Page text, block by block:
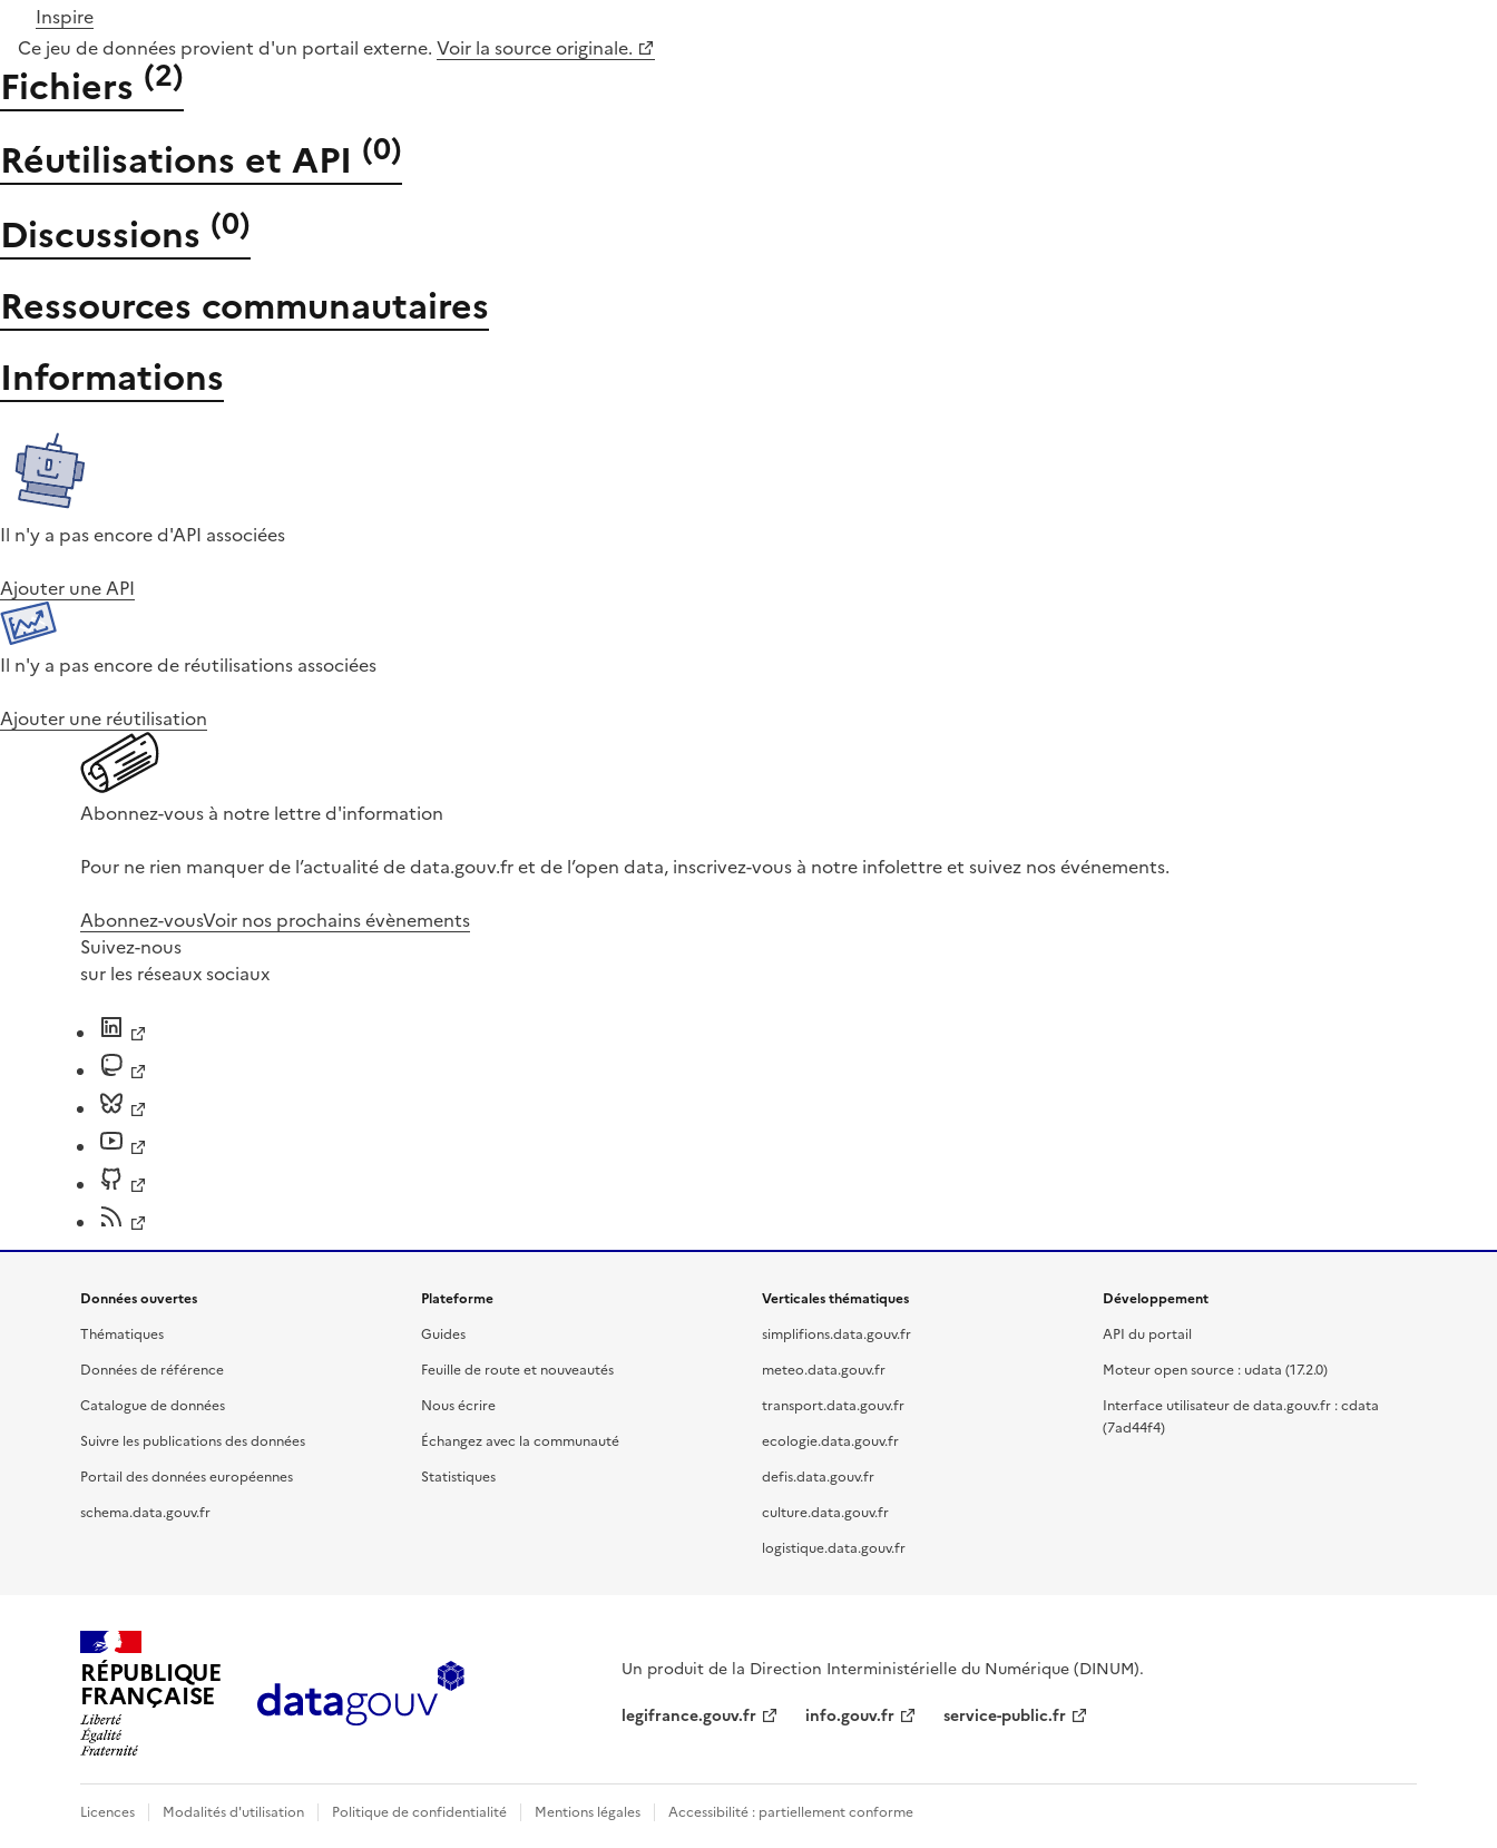
Inspire
Ce jeu de données provient d'un portail externe. Voir la source originale.
Fichiers (2)
Réutilisations et API (0)
Discussions (0)
Ressources communautaires
Informations
Il n'y a pas encore d'API associées
Ajouter une API
Il n'y a pas encore de réutilisations associées
Ajouter une réutilisation
Abonnez-vous à notre lettre d'information
Pour ne rien manquer de l’actualité de data.gouv.fr et de l’open data, inscrivez-vous à notre infolettre et suivez nos événements.
Abonnez-vousVoir nos prochains évènements
Suivez-nous
sur les réseaux sociaux
Données ouvertes
Thématiques
Données de référence
Catalogue de données
Suivre les publications des données
Portail des données européennes
schema.data.gouv.fr
Plateforme
Guides
Feuille de route et nouveautés
Nous écrire
Échangez avec la communauté
Statistiques
Verticales thématiques
simplifions.data.gouv.fr
meteo.data.gouv.fr
transport.data.gouv.fr
ecologie.data.gouv.fr
defis.data.gouv.fr
culture.data.gouv.fr
logistique.data.gouv.fr
Développement
API du portail
Moteur open source : udata (17.2.0)
Interface utilisateur de data.gouv.fr : cdata
(7ad44f4)
RÉPUBLIQUE
FRANÇAISE
Un produit de la Direction Interministérielle du Numérique (DINUM).
legifrance.gouv.fr
info.gouv.fr service-public.fr
Licences Modalités d'utilisation Politique de confidentialité Mentions légales Accessibilité : partiellement conforme